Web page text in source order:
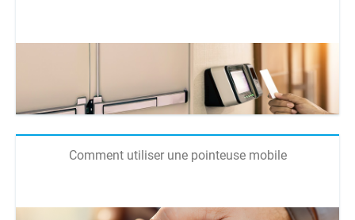
Comment utiliser une pointeuse mobile